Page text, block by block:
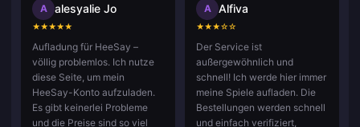
A alesyalie Jo
★★★★★
Aufladung für HeeSay –
völlig problemlos. Ich nutze
diese Seite, um mein
HeeSay-Konto aufzuladen.
Es gibt keinerlei Probleme
und die Preise sind so viel
A Alfiva
★★★☆☆
Der Service ist
außergewöhnlich und
schnell! Ich werde hier immer
meine Spiele aufladen. Die
Bestellungen werden schnell
und einfach verifiziert,